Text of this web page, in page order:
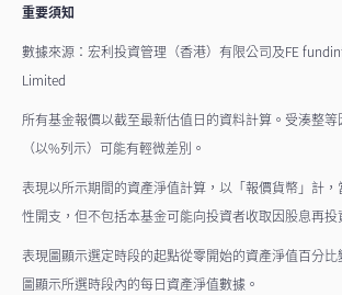
重要須知
數據來源：宏利投資管理（香港）有限公司及FE
Limited
所有基金報價以截至最新估值日的資料計算。受湊整
（以%列示）可能有輕微差別。
表現以所示期間的資產淨值計算，以「報價貨幣」計
性開支，但不包括本基金可能向投資者收取因股息再投
表現圖顯示選定時段的起點從零開始的資產淨值百分
圖顯示所選時段內的每日資產淨值數據。